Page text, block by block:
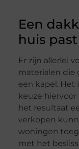
Een
huis past
Er zijn allerlei
materialen
een kapel. Het
keuze
het resultaat
verkopen
woningen
met het